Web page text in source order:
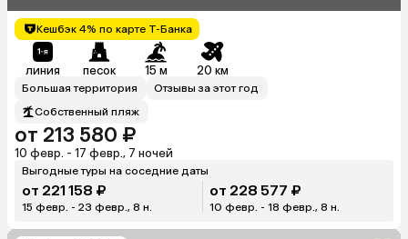
Кешбэк 4% по карте Т-Банка
линия песок 15 м 20 км
Большая территория
Отзывы за этот год
Собственный пляж
от 213 580 ₽
10 февр. - 17 февр., 7 ночей
Выгодные туры на соседние даты
от 221 158 ₽
15 февр. - 23 февр., 8 н.
от 228 577 ₽
10 февр. - 18 февр., 8 н.